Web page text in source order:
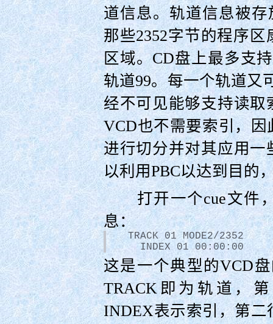
道信息。轨道信息被
那些2352字节的程序
区域。CD盘上最多支
轨道99。每一个轨道又
经不可见能够支持读
VCD也不需要索引，
进行切分并对其应用
以利用PBC以达到目的
打开一个cue文件，
息：
  TRACK 01 MODE2/2352
    INDEX 01 00:00:00
这是一个典型的VCD
TRACK即为轨道，
INDEX表示索引，第二